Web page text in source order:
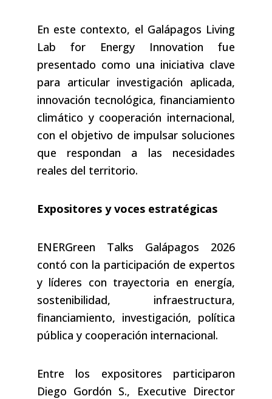
En este contexto, el Galápagos Living
Lab for Energy Innovation fue
presentado como una iniciativa clave
para articular investigación aplicada,
innovación tecnológica, financiamiento
climático y cooperación internacional,
con el objetivo de impulsar soluciones
que respondan a las necesidades
reales del territorio.
Expositores y voces estratégicas
ENERGreen Talks Galápagos 2026
contó con la participación de expertos
y líderes con trayectoria en energía,
sostenibilidad, infraestructura,
financiamiento, investigación, política
pública y cooperación internacional.
Entre los expositores participaron
Diego Gordón S., Executive Director